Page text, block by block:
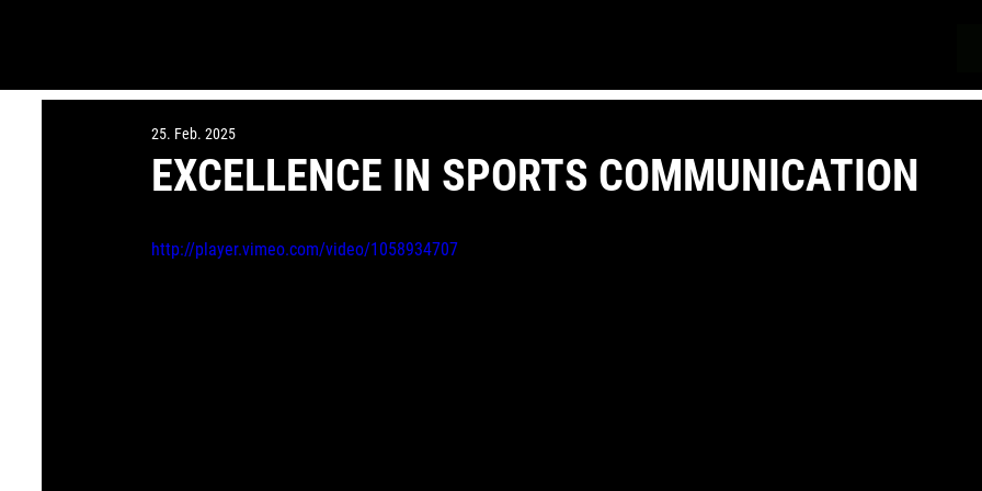
EXCELLENCE IN SPORTS COMMUNICATION
25. Feb. 2025
http://player.vimeo.com/video/1058934707